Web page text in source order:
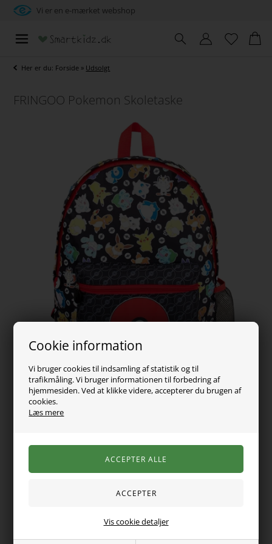
Cookie information
Vi bruger cookies til indsamling af statistik og til
trafikmåling. Vi bruger informationen til forbedring af
hjemmesiden. Ved at klikke videre, accepterer du brugen af
cookies.
Læs mere
Vis cookie detaljer
Vi er en e-mærket webshop
Her er du: Forside » Udsolgt
FRINGOO Pokemon Skoletaske
259,00
Vælg Størrelse
Varen er desværre udsolgt
Mega sej Pokemon rygsæk fra Fringoo. Tasken er med stort
rum bagerst og mindre rum med lynlås foran. Den er med lille